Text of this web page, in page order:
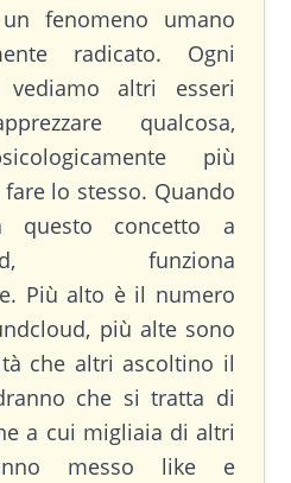
fenomeno umano
radicato. Ogni
altri esseri
qualcosa,
più
lo stesso. Quando
questo concetto a
funziona
Più alto è il numero
più alte sono
che altri ascoltino il
che si tratta di
a cui migliaia di altri
messo like e